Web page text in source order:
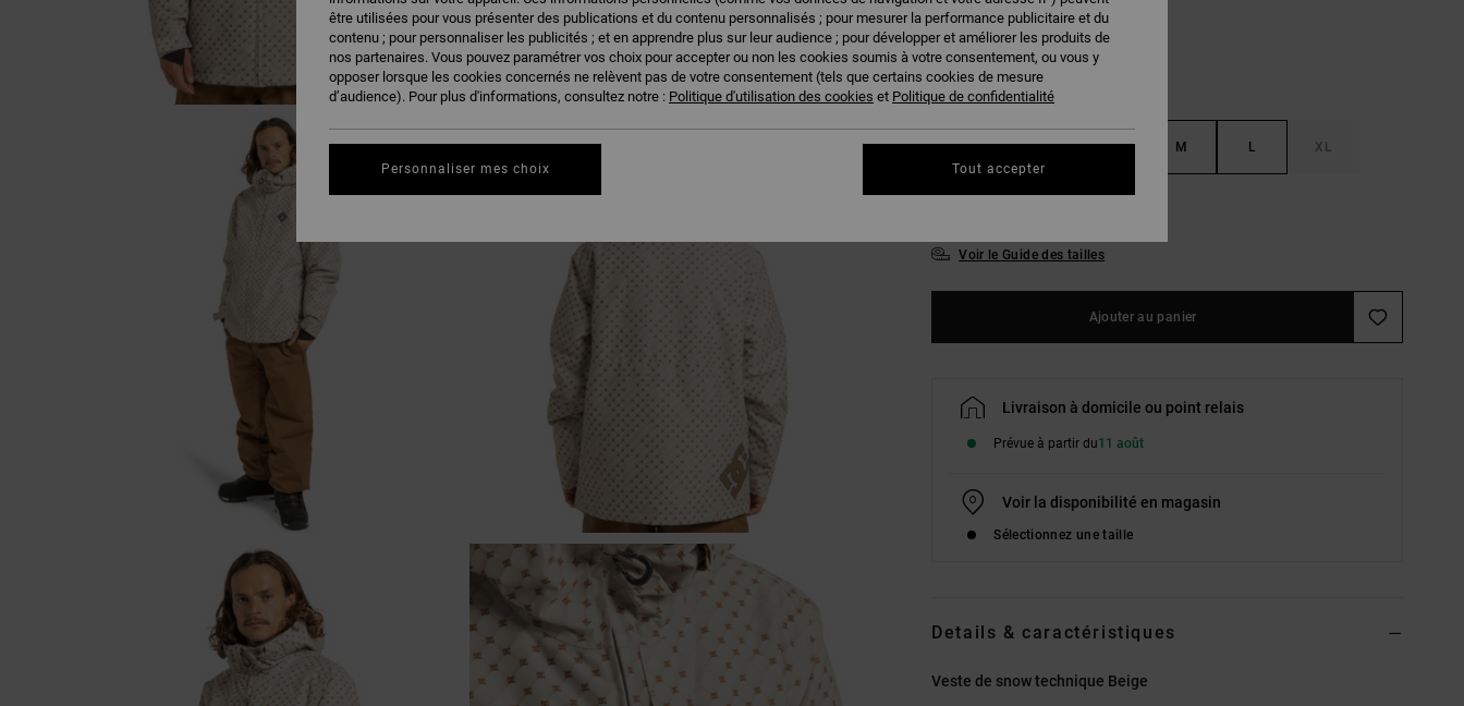
XXS XS S M L XL
Voir le Guide des tailles
Ajouter au panier
Livraison à domicile ou point relais
Prévue à partir du11 août
Voir la disponibilité en magasin
Sélectionnez une taille
Details & caractéristiques
Veste de snow technique Beige
être utilisées pour vous présenter des publications et du contenu personnalisés ; pour mesurer la performance publicitaire et du
contenu ; pour personnaliser les publicités ; et en apprendre plus sur leur audience ; pour développer et améliorer les produits de
nos partenaires. Vous pouvez paramétrer vos choix pour accepter ou non les cookies soumis à votre consentement, ou vous y
opposer lorsque les cookies concernés ne relèvent pas de votre consentement (tels que certains cookies de mesure
d’audience). Pour plus d'informations, consultez notre : Politique d'utilisation des cookies et Politique de confidentialité
Personnaliser mes choix Tout accepter